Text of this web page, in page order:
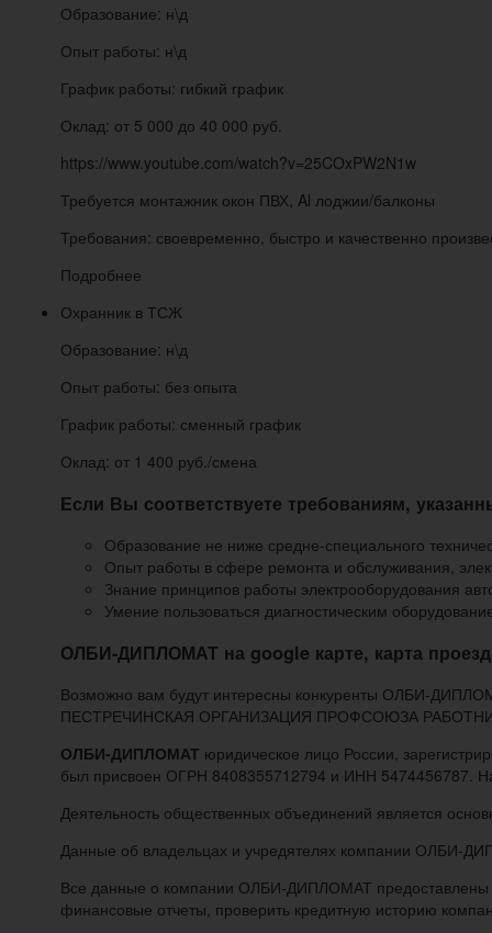
Образование: н\д
Опыт работы: н\д
График работы: гибкий график
Оклад: от 5 000 до 40 000 руб.
https://www.youtube.com/watch?v=25COxPW2N1w
Требуется монтажник окон ПВХ, Al лоджии/балконы
Требования: своевременно, быстро и качественно
Подробнее
Охранник в ТСЖ
Образование: н\д
Опыт работы: без опыта
График работы: сменный график
Оклад: от 1 400 руб./смена
Если Вы соответствуете требованиям,
Образование не ниже средне-специального
Опыт работы в сфере ремонта и обслуживания,
Знание принципов работы электрооборудования
Умение пользоваться диагностическим
ОЛБИ-ДИПЛОМАТ на google карте, карта
Возможно вам будут интересны конкуренты ОЛБИ-
ПЕСТРЕЧИНСКАЯ ОРГАНИЗАЦИЯ ПРОФСОЮЗА
ОЛБИ-ДИПЛОМАТ юридическое лицо России,
был присвоен ОГРН 8408355712794 и ИНН 5474456787.
Деятельность общественных объединений является
Данные об владельцах и учредятелях компании ОЛБИ-
Все данные о компании ОЛБИ-ДИПЛОМАТ предоставлены
финансовые отчеты, проверить кредитную историю